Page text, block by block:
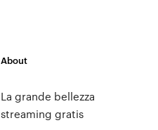
About
La grande bellezza
streaming gratis